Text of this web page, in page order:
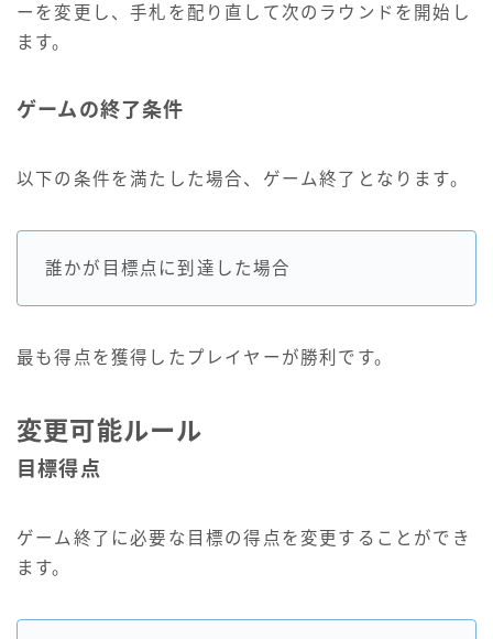
ーを変更し、手札を配り直して次のラウンドを開始し
ます。
ゲームの終了条件
以下の条件を満たした場合、ゲーム終了となります。
誰かが目標点に到達した場合
最も得点を獲得したプレイヤーが勝利です。
変更可能ルール
目標得点
ゲーム終了に必要な目標の得点を変更することができ
ます。